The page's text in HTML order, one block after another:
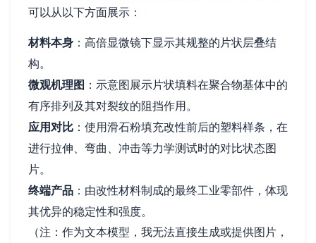
可以从以下方面展示：
材料本身 ：高倍显微镜下显示其规整的片状层叠结
构。
微观机理图 ：示意图展示片状填料在聚合物基体中的
有序排列及其对裂纹的阻挡作用。
应用对比 ：使用滑石粉填充改性前后的塑料样条，在
进行拉伸、弯曲、冲击等力学测试时的对比状态图
片。
终端产品 ：由改性材料制成的最终工业零部件，体现
其优异的稳定性和强度。
（注：作为文本模型，我无法直接生成或提供图片，